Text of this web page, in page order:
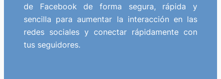
de Facebook de forma segura, rápida y
sencilla para aumentar la interacción en las
redes sociales y conectar rápidamente con
tus seguidores.